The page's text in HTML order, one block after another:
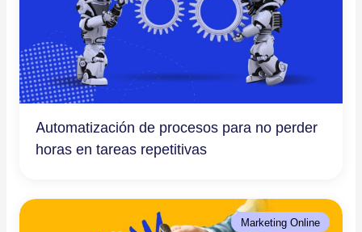
Automatización de procesos para no perder
horas en tareas repetitivas
Marketing Online